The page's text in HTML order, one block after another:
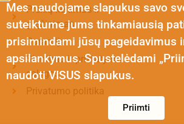
Prekių keitimas ir
grąžinimas
Garantija
Siuntimo ir pristatymo
sąlygos
Privatumo politika
Mes naudojame slapukus savo
suteiktume jums tinkamiausią
prisimindami jūsų pageidavimus
apsilankymus. Spustelėdami
naudoti VISUS slapukus.
Priimti